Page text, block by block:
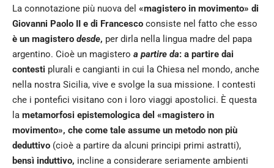
La connotazione più nuova del «magistero in movimento» di
Giovanni Paolo II e di Francesco consiste nel fatto che esso
è un magistero desde, per dirla nella lingua madre del papa
argentino. Cioè un magistero a partire da: a partire dai
contesti plurali e cangianti in cui la Chiesa nel mondo, anche
nella nostra Sicilia, vive e svolge la sua missione. I contesti
che i pontefici visitano con i loro viaggi apostolici. È questa
la metamorfosi epistemologica del «magistero in
movimento», che come tale assume un metodo non più
deduttivo (cioè a partire da alcuni principi primi astratti),
bensì induttivo, incline a considerare seriamente ambienti